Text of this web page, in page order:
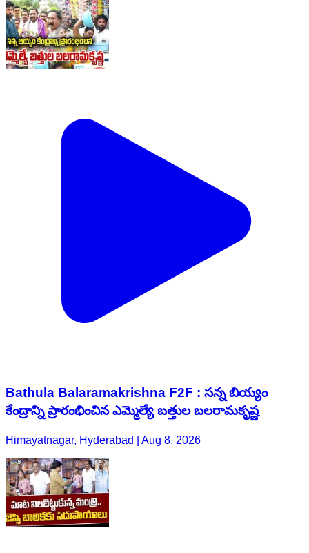
Bathula Balaramakrishna F2F : సన్న బియ్యం
కేంద్రాన్ని ప్రారంభించిన ఎమ్మెల్యే బత్తుల బలరామకృష్ణ
Himayatnagar, Hyderabad | Aug 8, 2026